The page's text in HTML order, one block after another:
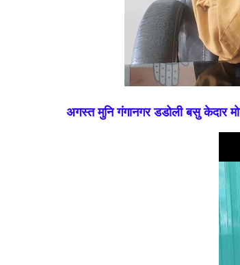
अगस्त मुनि गंगानगर डडोली बसु केदार